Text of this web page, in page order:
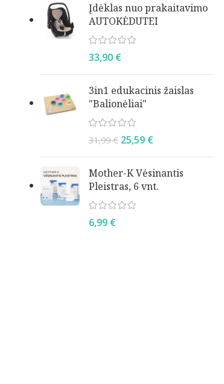
Įdėklas nuo prakaitavimo
AUTOKĖDUTEI
33,90 €
3in1 edukacinis žaislas
"Balionėliai"
31,99€ 25,59 €
Mother-K Vėsinantis
Pleistras, 6 vnt.
6,99 €